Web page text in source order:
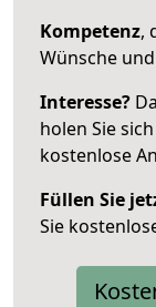
Kompetenz,
Wünsche
Interesse?
holen Sie
kostenlose
Füllen Sie
Sie